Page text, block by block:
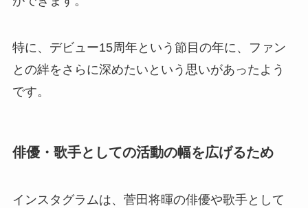
特に、デビュー15周年という節目の年に、ファン
との絆をさらに深めたいという思いがあったよう
です。
俳優・歌手としての活動の幅を広げるため
インスタグラムは、菅田将暉の俳優や歌手として